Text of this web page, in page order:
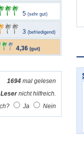
5 (sehr gut)
3 (befriedigend)
4,36 (gut)
1694 mal gelesen
nicht hilfreich.
Ja Nein